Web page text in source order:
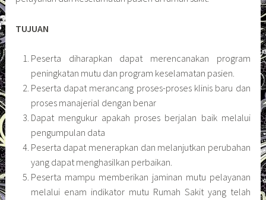
TUJUAN
Peserta diharapkan dapat merencanakan program
peningkatan mutu dan program keselamatan pasien.
Peserta dapat merancang proses-proses klinis baru dan
proses manajerial dengan benar
Dapat mengukur apakah proses berjalan baik melalui
pengumpulan data
Peserta dapat menerapkan dan melanjutkan perubahan
yang dapat menghasilkan perbaikan.
Peserta mampu memberikan jaminan mutu pelayanan
melalui enam indikator mutu Rumah Sakit yang telah